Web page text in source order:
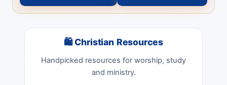
🛍 Christian Resources
Handpicked resources for worship, study
and ministry.